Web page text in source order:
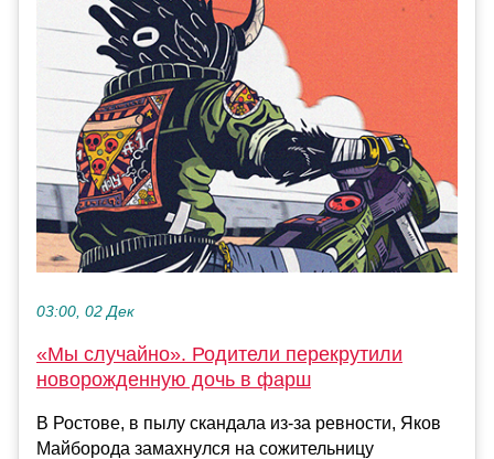
03:00, 02 Дек
«Мы случайно». Родители перекрутили
новорожденную дочь в фарш
В Ростове, в пылу скандала из-за ревности, Яков
Майборода замахнулся на сожительницу